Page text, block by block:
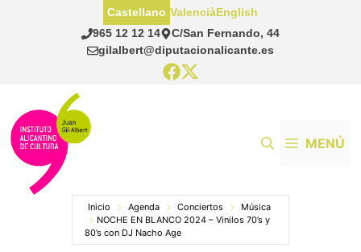
965 12 12 14
C/San Fernando, 44
gilalbert@diputacionalicante.es
Castellano ValenciàEnglish
MENÚ
Inicio Agenda Conciertos
Música
NOCHE EN BLANCO 2024 – Vinilos 70’s y
80’s con DJ Nacho Age